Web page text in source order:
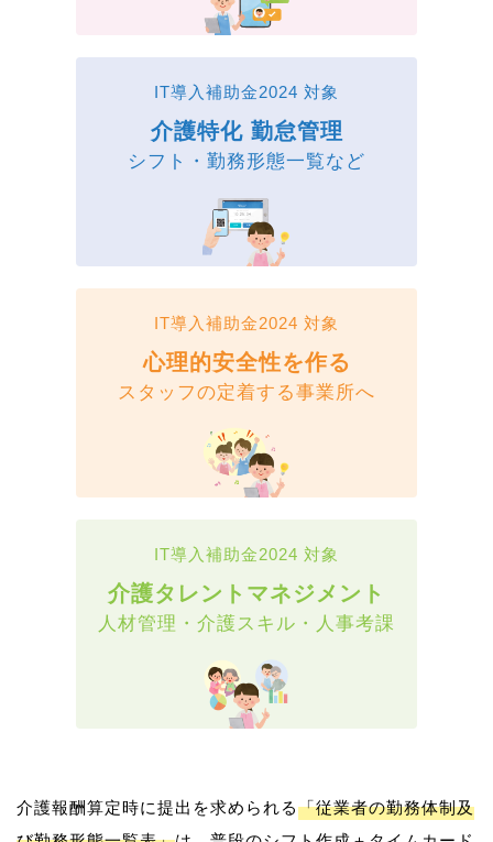
IT導入補助金2024 対象
介護特化 勤怠管理
シフト・勤務形態一覧など
IT導入補助金2024 対象
心理的安全性を作る
スタッフの定着する事業所へ
IT導入補助金2024 対象
介護タレントマネジメント
人材管理・介護スキル・人事考課
介護報酬算定時に提出を求められる「従業者の勤務体制及